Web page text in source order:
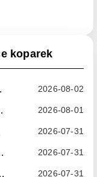
koparek
2026-08-02
Markets
2026-08-01
In Brazil
2026-07-31
2026-07-31
And Material Handling
2026-07-31
July 10, 2026